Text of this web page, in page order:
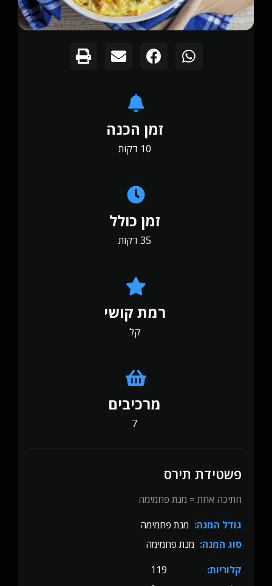
זמן הכנה
10 דקות
זמן כולל
35 דקות
רמת קושי
קל
מרכיבים
7
פשטידת תירס
חתיכה אחת = מנת פחמימה
גודל המנה: מנת פחמימה
סוג המנה: מנת פחמימה
קלוריות:
119